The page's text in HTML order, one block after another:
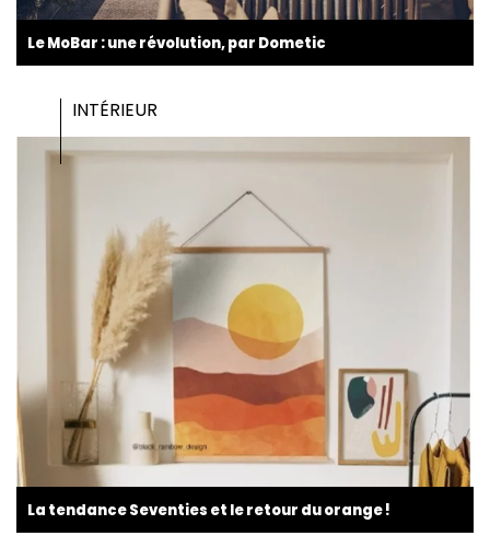
Le MoBar : une révolution, par Dometic
INTÉRIEUR
La tendance Seventies et le retour du orange !